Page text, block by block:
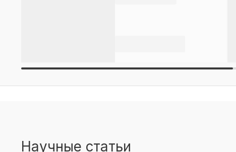
Научные статьи